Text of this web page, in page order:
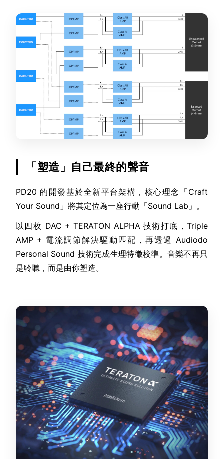
「塑造」自己最終的聲音
PD20 的開發基於全新平台架構，核心理念「Craft
Your Sound」將其定位為一座行動「Sound Lab」。
以四枚 DAC + TERATON ALPHA 技術打底，Triple
AMP + 電流調節解決驅動匹配，再透過 Audiodo
Personal Sound 技術完成生理特徵校準。音樂不再只
是聆聽，而是由你塑造。